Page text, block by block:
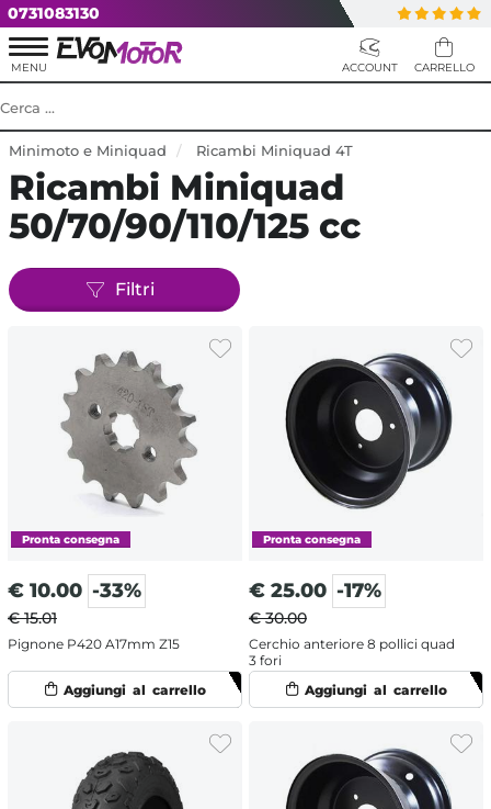
0731083130
Minimoto e Miniquad Ricambi Miniquad 4T
Ricambi Miniquad
50/70/90/110/125 cc
Filtri
€ 10.00 -33%
€ 15.01
Pignone P420 A17mm Z15
€ 25.00 -17%
€ 30.00
Cerchio anteriore 8 pollici quad
3 fori